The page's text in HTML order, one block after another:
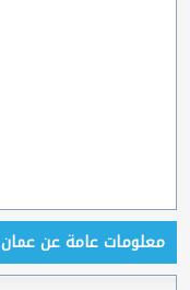
معلومات عامة عن عمان